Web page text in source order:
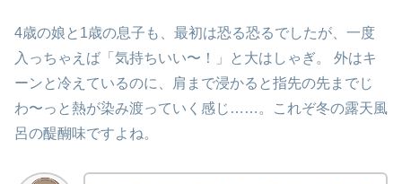
4歳の娘と1歳の息子も、最初は恐る恐るでしたが、一度
入っちゃえば「気持ちいい〜！」と大はしゃぎ。 外はキ
ーンと冷えているのに、肩まで浸かると指先の先までじ
わ〜っと熱が染み渡っていく感じ……。これぞ冬の露天風
呂の醍醐味ですよね。